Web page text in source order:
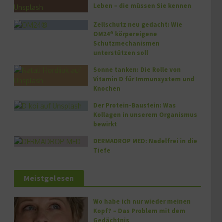
Leben – die müssen Sie kennen
Zellschutz neu gedacht: Wie
OM24® körpereigene
Schutzmechanismen
unterstützen soll
Sonne tanken: Die Rolle von
Vitamin D für Immunsystem und
Knochen
Der Protein-Baustein: Was
Kollagen in unserem Organismus
bewirkt
DERMADROP MED: Nadelfrei in die
Tiefe
Meistgelesen
Wo habe ich nur wieder meinen
Kopf? – Das Problem mit dem
Gedächtnis